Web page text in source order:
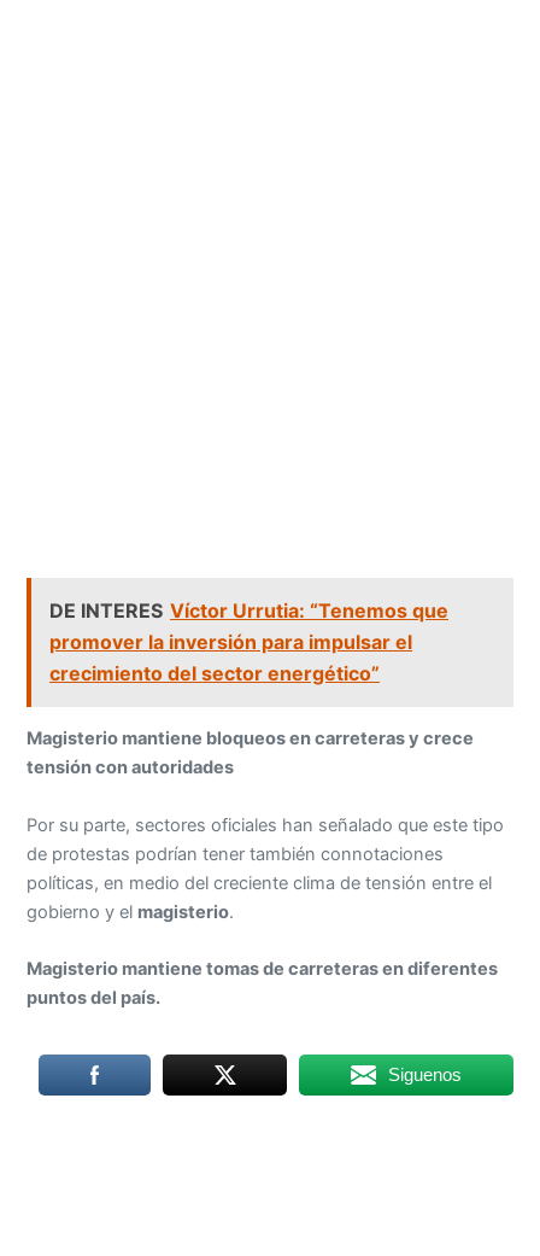
DE INTERES Víctor Urrutia: “Tenemos que
promover la inversión para impulsar el
crecimiento del sector energético”
Magisterio mantiene bloqueos en carreteras y crece
tensión con autoridades
Por su parte, sectores oficiales han señalado que este tipo
de protestas podrían tener también connotaciones
políticas, en medio del creciente clima de tensión entre el
gobierno y el magisterio.
Magisterio mantiene tomas de carreteras en diferentes
puntos del país.
Siguenos